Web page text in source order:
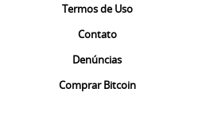
Termos de Uso
Contato
Denúncias
Comprar Bitcoin